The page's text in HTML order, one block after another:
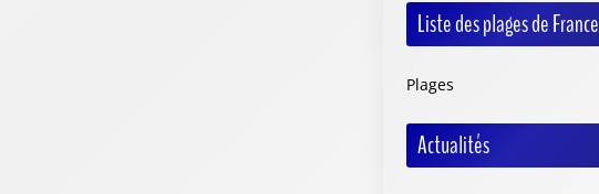
Liste des plages de France
Plages
Actualités